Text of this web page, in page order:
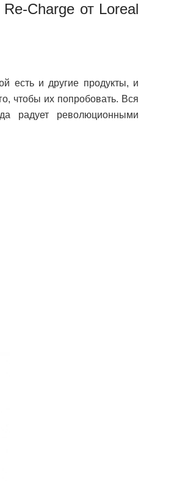
Charge от Lоreal
есть и другие продукты, и
чтобы их попробовать. Вся
радует революционными